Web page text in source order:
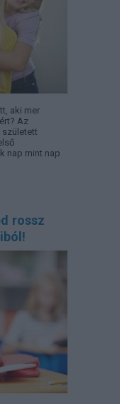
aki mer
Az
született
nap mint nap
rossz